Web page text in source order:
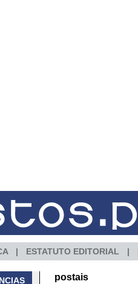
ESTATUTO EDITORIAL
postais